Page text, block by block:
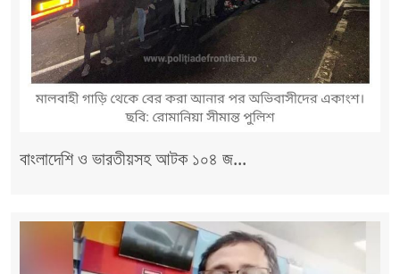
বাংলাদেশি ও ভারতীয়সহ আটক ১০৪ জ...